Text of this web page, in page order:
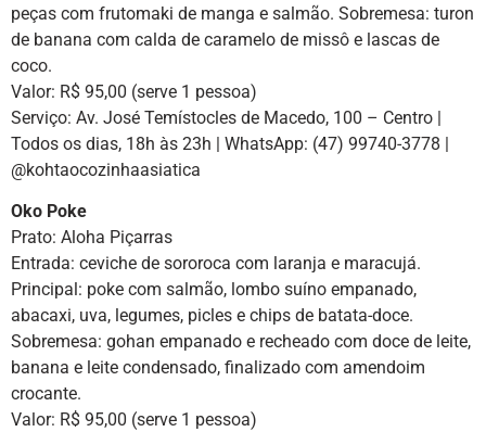
peças com frutomaki de manga e salmão. Sobremesa: turon
de banana com calda de caramelo de missô e lascas de
coco.
Valor: R$ 95,00 (serve 1 pessoa)
Serviço: Av. José Temístocles de Macedo, 100 – Centro |
Todos os dias, 18h às 23h | WhatsApp: (47) 99740-3778 |
@kohtaocozinhaasiatica
Oko Poke
Prato: Aloha Piçarras
Entrada: ceviche de sororoca com laranja e maracujá.
Principal: poke com salmão, lombo suíno empanado,
abacaxi, uva, legumes, picles e chips de batata-doce.
Sobremesa: gohan empanado e recheado com doce de leite,
banana e leite condensado, finalizado com amendoim
crocante.
Valor: R$ 95,00 (serve 1 pessoa)